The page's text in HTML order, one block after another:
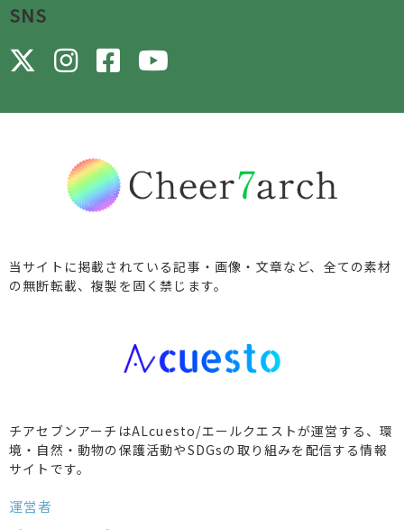
SNS
当サイトに掲載されている記事・画像・文章など、全ての素材
の無断転載、複製を固く禁じます。
チアセブンアーチはALcuesto/エールクエストが運営する、環
境・自然・動物の保護活動やSDGsの取り組みを配信する情報
サイトです。
運営者